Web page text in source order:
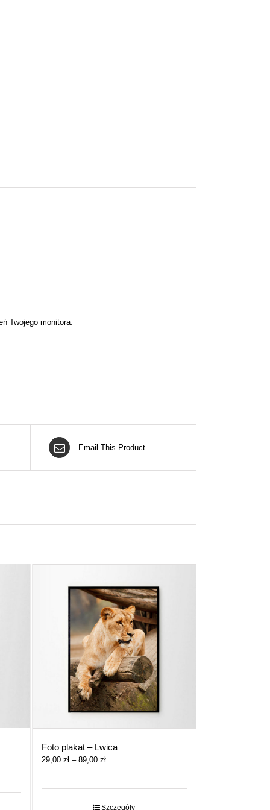
Twojego monitora.
Email This Product
Foto plakat – Lwica
29,00 zł – 89,00 złZakres
29,00 zł
do
Szczegóły